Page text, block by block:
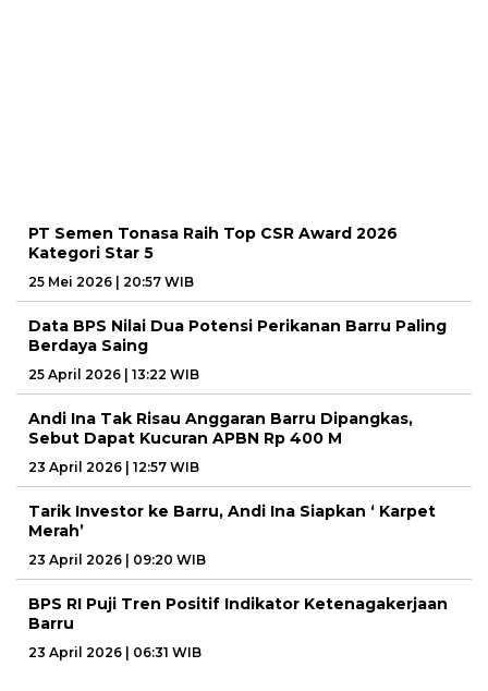
PT Semen Tonasa Raih Top CSR Award 2026
Kategori Star 5
25 Mei 2026 | 20:57 WIB
Data BPS Nilai Dua Potensi Perikanan Barru Paling
Berdaya Saing
25 April 2026 | 13:22 WIB
Andi Ina Tak Risau Anggaran Barru Dipangkas,
Sebut Dapat Kucuran APBN Rp 400 M
23 April 2026 | 12:57 WIB
Tarik Investor ke Barru, Andi Ina Siapkan ‘ Karpet
Merah’
23 April 2026 | 09:20 WIB
BPS RI Puji Tren Positif Indikator Ketenagakerjaan
Barru
23 April 2026 | 06:31 WIB